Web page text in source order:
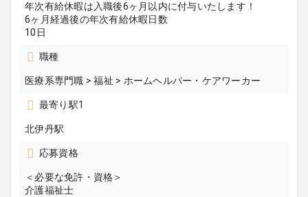
年次有給休暇は入職後6ヶ月以内に付与いたします！
6ヶ月経過後の年次有給休暇日数
10日
職種
医療系専門職 > 福祉 > ホームヘルパー・ケアワーカー
最寄り駅1
北伊丹駅
応募資格
＜必要な免許・資格＞
介護福祉士